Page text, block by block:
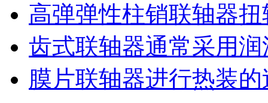
高弹弹性柱销联轴器
齿式联轴器通常采用
膜片联轴器进行热装